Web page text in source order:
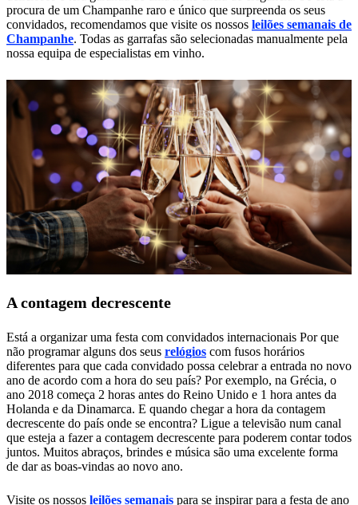
procura de um Champanhe raro e único que surpreenda os seus
convidados, recomendamos que visite os nossos leilões semanais de
Champanhe. Todas as garrafas são selecionadas manualmente pela
nossa equipa de especialistas em vinho.
A contagem decrescente
Está a organizar uma festa com convidados internacionais Por que
não programar alguns dos seus relógios com fusos horários
diferentes para que cada convidado possa celebrar a entrada no novo
ano de acordo com a hora do seu país? Por exemplo, na Grécia, o
ano 2018 começa 2 horas antes do Reino Unido e 1 hora antes da
Holanda e da Dinamarca. E quando chegar a hora da contagem
decrescente do país onde se encontra? Ligue a televisão num canal
que esteja a fazer a contagem decrescente para poderem contar todos
juntos. Muitos abraços, brindes e música são uma excelente forma
de dar as boas-vindas ao novo ano.
Visite os nossos leilões semanais para se inspirar para a festa de ano